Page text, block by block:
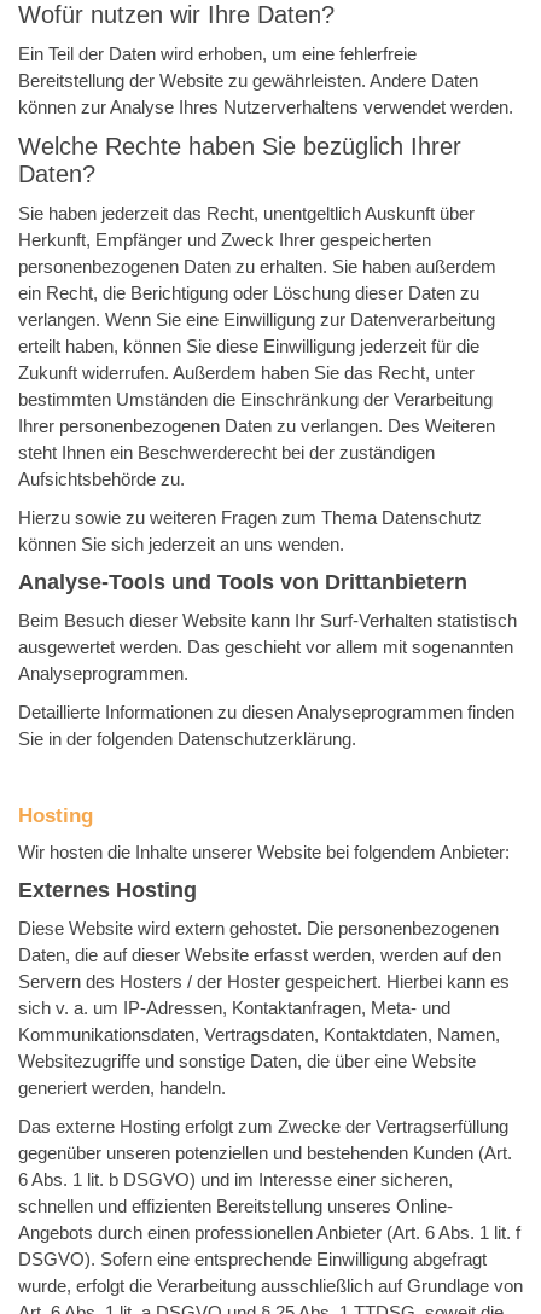
Wofür nutzen wir Ihre Daten?
Ein Teil der Daten wird erhoben, um eine fehlerfreie
Bereitstellung der Website zu gewährleisten. Andere Daten
können zur Analyse Ihres Nutzerverhaltens verwendet werden.
Welche Rechte haben Sie bezüglich Ihrer
Daten?
Sie haben jederzeit das Recht, unentgeltlich Auskunft über
Herkunft, Empfänger und Zweck Ihrer gespeicherten
personenbezogenen Daten zu erhalten. Sie haben außerdem
ein Recht, die Berichtigung oder Löschung dieser Daten zu
verlangen. Wenn Sie eine Einwilligung zur Datenverarbeitung
erteilt haben, können Sie diese Einwilligung jederzeit für die
Zukunft widerrufen. Außerdem haben Sie das Recht, unter
bestimmten Umständen die Einschränkung der Verarbeitung
Ihrer personenbezogenen Daten zu verlangen. Des Weiteren
steht Ihnen ein Beschwerderecht bei der zuständigen
Aufsichtsbehörde zu.
Hierzu sowie zu weiteren Fragen zum Thema Datenschutz
können Sie sich jederzeit an uns wenden.
Analyse-Tools und Tools von Dritt­anbietern
Beim Besuch dieser Website kann Ihr Surf-Verhalten statistisch
ausgewertet werden. Das geschieht vor allem mit sogenannten
Analyseprogrammen.
Detaillierte Informationen zu diesen Analyseprogrammen finden
Sie in der folgenden Datenschutzerklärung.
Hosting
Wir hosten die Inhalte unserer Website bei folgendem Anbieter:
Externes Hosting
Diese Website wird extern gehostet. Die personenbezogenen
Daten, die auf dieser Website erfasst werden, werden auf den
Servern des Hosters / der Hoster gespeichert. Hierbei kann es
sich v. a. um IP-Adressen, Kontaktanfragen, Meta- und
Kommunikationsdaten, Vertragsdaten, Kontaktdaten, Namen,
Websitezugriffe und sonstige Daten, die über eine Website
generiert werden, handeln.
Das externe Hosting erfolgt zum Zwecke der Vertragserfüllung
gegenüber unseren potenziellen und bestehenden Kunden (Art.
6 Abs. 1 lit. b DSGVO) und im Interesse einer sicheren,
schnellen und effizienten Bereitstellung unseres Online-
Angebots durch einen professionellen Anbieter (Art. 6 Abs. 1 lit. f
DSGVO). Sofern eine entsprechende Einwilligung abgefragt
wurde, erfolgt die Verarbeitung ausschließlich auf Grundlage von